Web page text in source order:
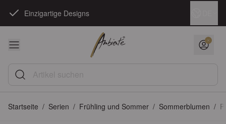
Einzigartige Designs
Artikel suchen
Startseite / Serien / Frühling und Sommer / Sommerblumen /